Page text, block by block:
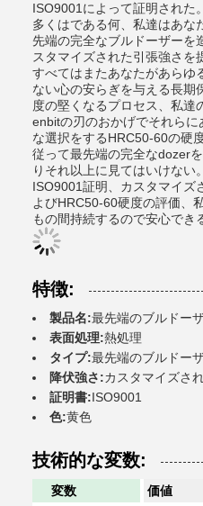
ISO9001によって証明された。
多くはである何、私達はあな
先端の完全なブルドーザーを
スタマイズされた引張強さを
すべてはまたあなたがあらゆ
ない心の安らぎを与える長期
度の堅くなるプロセス、私
enbitの刃のおかげでそれら
な選択をするHRC50-60の硬
従って最先端の完全なdozer
りそれ以上に見てはいけない
ISO9001証明、カスタマイズ
よびHRC50-60硬度の評価、
もの間持続するので安心でき
特徴:
製品名:最先端のブルドー
表面処理:熱処理
タイプ:最先端のブルドー
降伏強さ:カスタマイズさ
証明書:ISO9001
色:黄色
技術的な変数:
変数
価値